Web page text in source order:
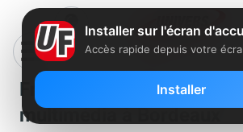
Free recherche un
multimédia à Bordeaux
Installer sur l'écran
Accès rapide depuis votre
Installer